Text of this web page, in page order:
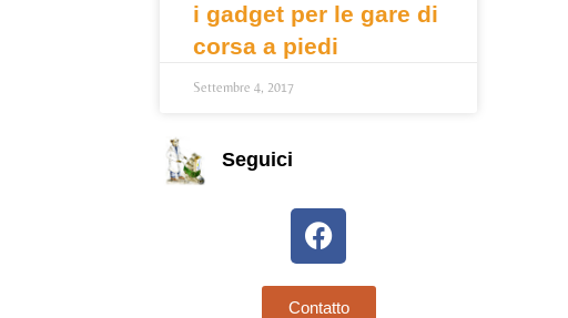
i gadget per le gare di
corsa a piedi
Settembre 4, 2017
Seguici
Contatto